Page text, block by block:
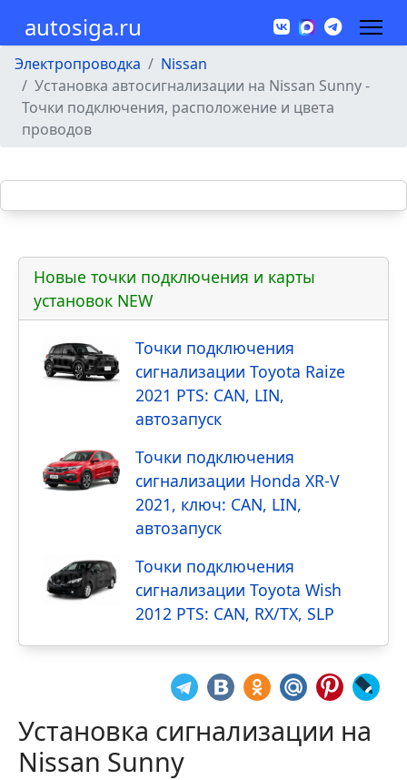
autosiga.ru
Электропроводка
Nissan
Установка автосигнализации на Nissan Sunny -
Точки подключения, расположение и цвета
проводов
Новые точки подключения и карты
установок NEW
Точки подключения
сигнализации Toyota Raize
2021 PTS: CAN, LIN,
автозапуск
Точки подключения
сигнализации Honda XR-V
2021, ключ: CAN, LIN,
автозапуск
Точки подключения
сигнализации Toyota Wish
2012 PTS: CAN, RX/TX, SLP
Установка сигнализации на
Nissan Sunny